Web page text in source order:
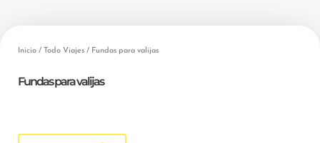
Inicio / Todo Viajes / Fundas para valijas
Fundas para valijas